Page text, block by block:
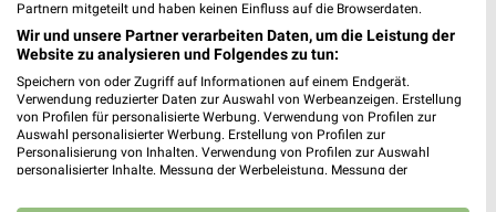
VITALIA Berlin-Ring-Center
Frankfurter Allee 113
10365 Berlin
Heute
geschlossen
4,90 km • Angebote: 1 Prospekt
Partnern mitgeteilt und haben keinen Einfluss auf die Browserdaten.
Wir und unsere Partner verarbeiten Daten, um die Leistung der
Website zu analysieren und Folgendes zu tun:
Speichern von oder Zugriff auf Informationen auf einem Endgerät.
Verwendung reduzierter Daten zur Auswahl von Werbeanzeigen. Erstellung
von Profilen für personalisierte Werbung. Verwendung von Profilen zur
Auswahl personalisierter Werbung. Erstellung von Profilen zur
Personalisierung von Inhalten. Verwendung von Profilen zur Auswahl
personalisierter Inhalte. Messung der Werbeleistung. Messung der
Kombinationen von Daten aus verschiedenen Quellen. Entwicklung und